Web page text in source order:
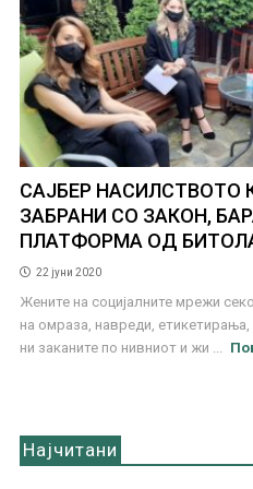
САЈБЕР НАСИЛСТВОТО
ЗАБРАНИ СО ЗАКОН,
ПЛАТФОРМА ОД
22 јуни 2020
Жените на социјалните мрежи
на омраза, навреди,
ни заканите по нивниот и жи ...
Најчитани